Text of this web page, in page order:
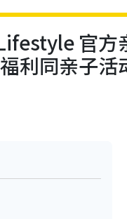
官
利同亲子活